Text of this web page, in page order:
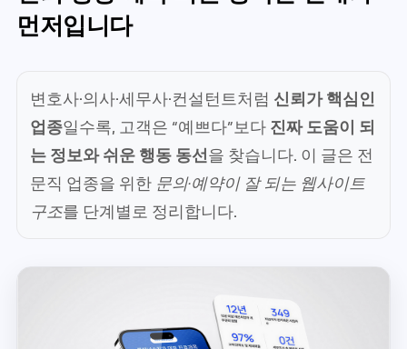
먼저입니다
변호사·의사·세무사·컨설턴트처럼 신뢰가 핵심인
업종일수록, 고객은 “예쁘다”보다진짜 도움이 되
는 정보와 쉬운 행동 동선을 찾습니다. 이 글은 전
문직 업종을 위한 문의·예약이 잘 되는 웹사이트
구조를 단계별로 정리합니다.